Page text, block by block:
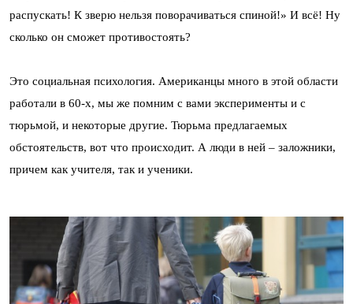
распускать! К зверю нельзя поворачиваться спиной!» И всё! Ну
сколько он сможет противостоять?
Это социальная психология. Американцы много в этой области
работали в 60-х, мы же помним с вами эксперименты и с
тюрьмой, и некоторые другие. Тюрьма предлагаемых
обстоятельств, вот что происходит. А люди в ней – заложники,
причем как учителя, так и ученики.